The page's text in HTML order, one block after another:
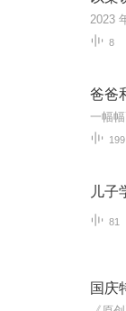
8
爸爸
199
儿子
81
国庆